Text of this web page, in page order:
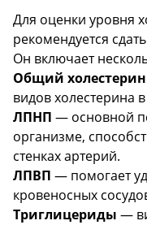
Для оценки уровня
рекомендуется
Он включает
Общий холестерин
видов холестерина
ЛПНП — основной
организме,
стенках артерий.
ЛПВП — помогает
кровеносных
Триглицериды —